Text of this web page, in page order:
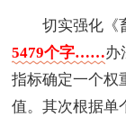
切实强化《
5479个字……办
指标确定一个权
值。其次根据单